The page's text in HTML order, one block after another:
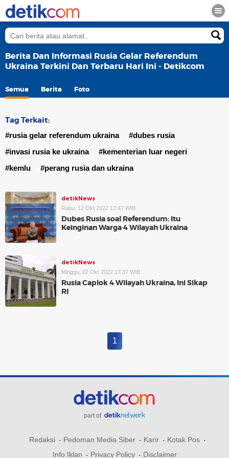
Berita Dan Informasi Rusia Gelar Referendum
Ukraina Terkini Dan Terbaru Hari Ini - Detikcom
Semua Berita Foto
Tag Terkait:
#rusia gelar referendum ukraina
#dubes rusia
#invasi rusia ke ukraina
#kementerian luar negeri
#kemlu
#perang rusia dan ukraina
detikNews
Rabu, 12 Okt 2022 13:47 WIB
Dubes Rusia soal Referendum: Itu
Keinginan Warga 4 Wilayah Ukraina
detikNews
Minggu, 02 Okt 2022 17:37 WIB
Rusia Caplok 4 Wilayah Ukraina, Ini Sikap
RI
1
part of
Redaksi Pedoman Media Siber Karir
Kotak Pos
Info Iklan
Privacy Policy Disclaimer